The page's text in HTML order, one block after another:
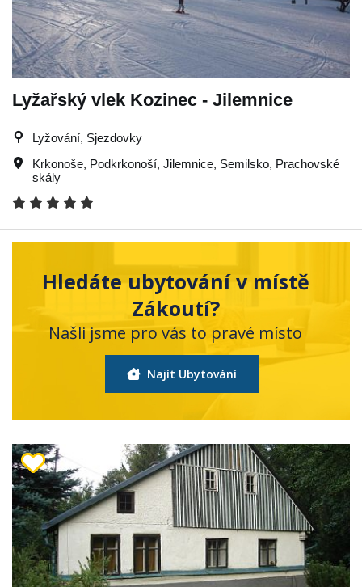
Lyžařský vlek Kozinec - Jilemnice
Lyžování, Sjezdovky
Krkonoše, Podkrkonoší, Jilemnice, Semilsko, Prachovské
skály
Hledáte ubytování v místě
Zákoutí?
Našli jsme pro vás to pravé místo
Najít Ubytování